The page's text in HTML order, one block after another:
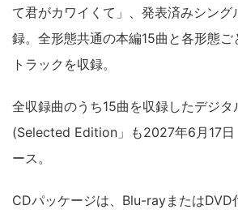
て君がカワイくて」、発表済みシング
録。全形態共通の本編15曲と各形態ご
トラックを収録。
全収録曲のうち15曲を収録したデジ
(Selected Edition」も2027年6月17日
ース。
CDパッケージは、Blu-rayまたはDVD